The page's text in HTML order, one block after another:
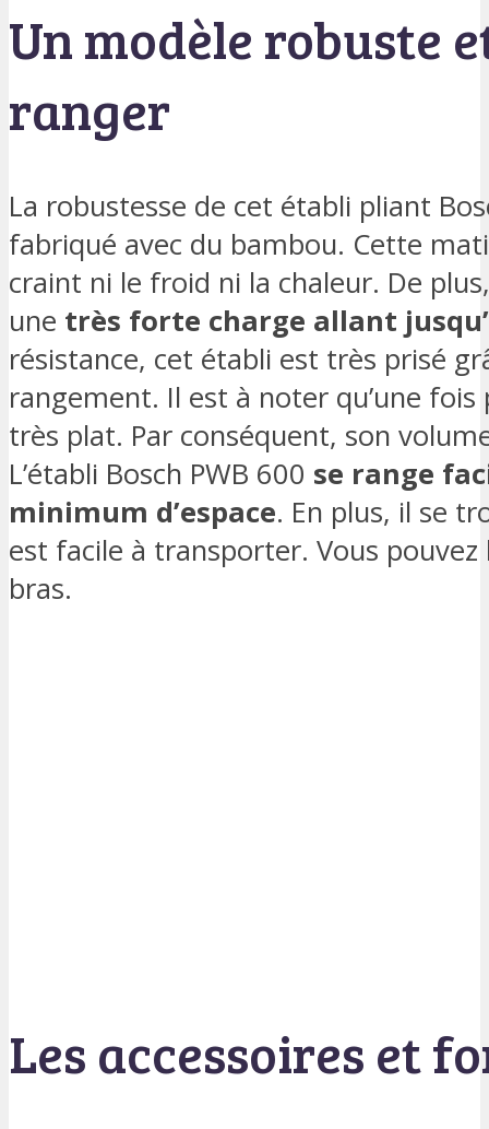
Un modèle robuste
ranger
La robustesse de cet établi pliant
fabriqué avec du bambou. Cette
craint ni le froid ni la chaleur. De
une très forte charge allant
résistance, cet établi est très prisé
rangement. Il est à noter qu’une
très plat. Par conséquent, son
L’établi Bosch PWB 600 se range
minimum d’espace. En plus, il se
est facile à transporter. Vous
bras.
Les accessoires et